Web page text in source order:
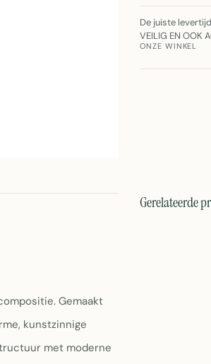
De juiste
VEILIG EN OOK
ONZE WINKEL
Gemaakt
kunstzinnige
met moderne
Gerelateerde